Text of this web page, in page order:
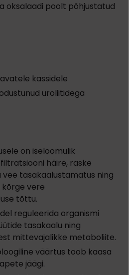
oksalaadi poolt põhjustatud
kassidele
uroliitidega
on iseloomulik
häire, raske
tasakaalustamatus ning
vere
tõttu.
reguleerida organismi
tasakaalu ning
mittevajalikke metaboliite.
väärtus toob kaasa
jäägi.